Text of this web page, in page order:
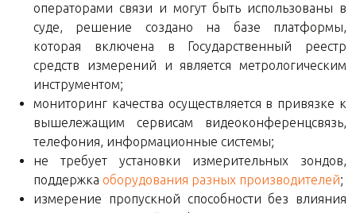
операторами связи и могут быть использованы в
суде, решение создано на базе платформы,
которая включена в Государственный реестр
средств измерений и является метрологическим
инструментом;
мониторинг качества осуществляется в привязке к
вышележащим сервисам видеоконференцсвязь,
телефония, информационные системы;
не требует установки измерительных зондов,
поддержка оборудования разных производителей;
измерение пропускной способности без влияния